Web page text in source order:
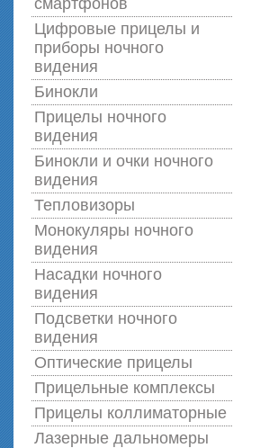
смартфонов
Цифровые прицелы и
приборы ночного
видения
Бинокли
Прицелы ночного
видения
Бинокли и очки ночного
видения
Тепловизоры
Монокуляры ночного
видения
Насадки ночного
видения
Подсветки ночного
видения
Оптические прицелы
Прицельные комплексы
Прицелы коллиматорные
Лазерные дальномеры